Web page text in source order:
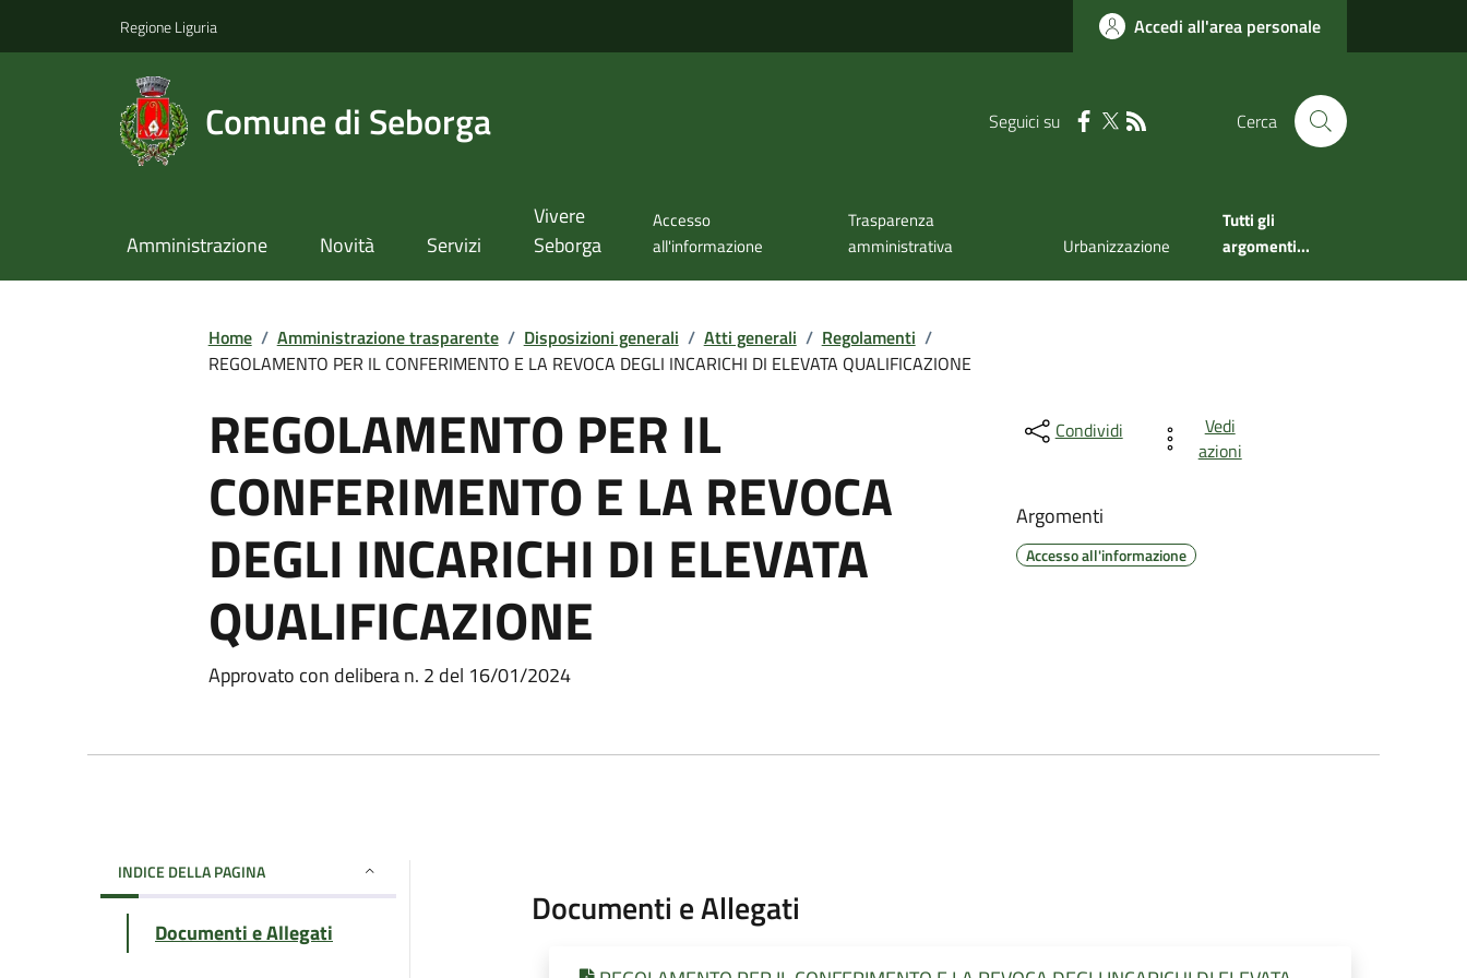
Regione Liguria Accedi all'area personale
Comune di Seborga Seguici su Cerca
Amministrazione Novità Servizi
Vivere
Seborga
Accesso
all'informazione
Trasparenza
amministrativa
Urbanizzazione
Tutti gli
argomenti...
Home / Amministrazione trasparente / Disposizioni generali / Atti generali / Regolamenti /
REGOLAMENTO PER IL CONFERIMENTO E LA REVOCA DEGLI INCARICHI DI ELEVATA QUALIFICAZIONE
REGOLAMENTO PER IL
CONFERIMENTO E LA REVOCA
DEGLI INCARICHI DI ELEVATA
QUALIFICAZIONE
Approvato con delibera n. 2 del 16/01/2024
Condividi
Vedi
azioni
Argomenti
Accesso all'informazione
INDICE DELLA PAGINA
Documenti e Allegati
Documenti e Allegati